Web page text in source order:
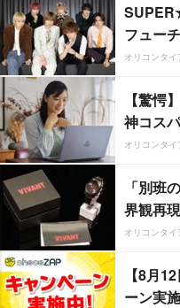
フュー
オリコンタイ
【驚愕
神コス
オリコンタイ
「別班
界観再現
オリコンタイ
【8月
ーン実